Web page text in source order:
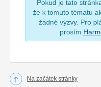
Pokud je tato
že k tomuto tématu
žádné výzvy. Pro
prosím
Na začátek stránky